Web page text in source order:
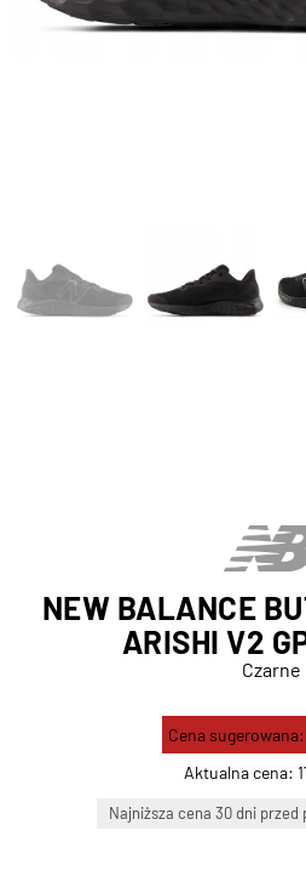
NEW BALANCE
ARISHI V2
Czarne
Aktualna cena:
Cena sugerowana:
Najniższa cena 30 dni przed